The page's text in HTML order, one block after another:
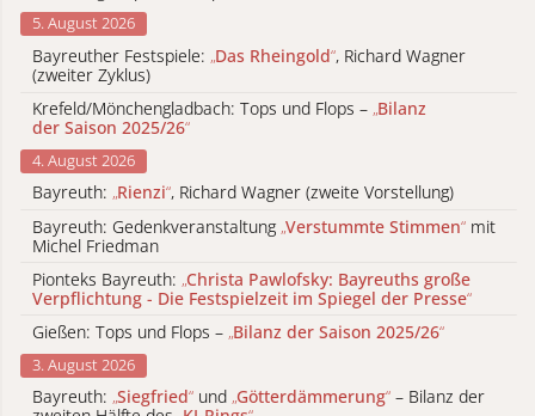
5. August 2026
Bayreuther Festspiele: „Das Rheingold“, Richard Wagner
(zweiter Zyklus)
Krefeld/Mönchengladbach: Tops und Flops – „Bilanz
der Saison 2025/26“
4. August 2026
Bayreuth: „Rienzi“, Richard Wagner (zweite Vorstellung)
Bayreuth: Gedenkveranstaltung „Verstummte Stimmen“ mit
Michel Friedman
Pionteks Bayreuth: „Christa Pawlofsky: Bayreuths große
Verpflichtung - Die Festspielzeit im Spiegel der Presse“
Gießen: Tops und Flops – „Bilanz der Saison 2025/26“
3. August 2026
Bayreuth: „Siegfried“ und „Götterdämmerung“ – Bilanz der